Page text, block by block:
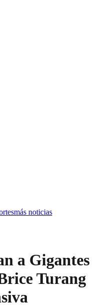
más noticias
a Gigantes
Turang